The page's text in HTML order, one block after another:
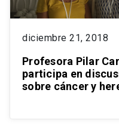
diciembre 21, 2018
Profesora Pilar
participa en
sobre cáncer y